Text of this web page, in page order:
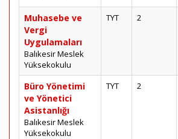
Muhasebe ve
Vergi
Uygulamaları
Balıkesir Meslek
Yüksekokulu
TYT 2
Büro Yönetimi
ve Yönetici
Asistanlığı
Balıkesir Meslek
Yüksekokulu
TYT 2